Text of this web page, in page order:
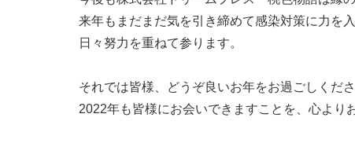
来年もまだまだ気を引き締めて感染対策に力を
日々努力を重ねて参ります。
それでは皆様、どうぞ良いお年をお過ごしくださ
2022年も皆様にお会いできますことを、心より